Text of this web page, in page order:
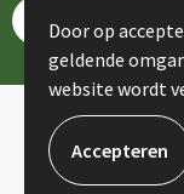
©
Door op
geldende
website wordt